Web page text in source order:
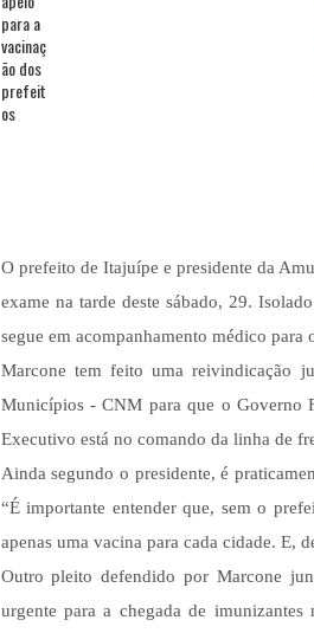
O prefeito de Itajuípe e presidente da
exame na tarde deste sábado, 29.
segue em acompanhamento médico para
Marcone tem feito uma reivindicação
Municípios - CNM para que o Governo
Executivo está no comando da linha de
Ainda segundo o presidente, é
“É importante entender que, sem o
apenas uma vacina para cada cidade. E,
Outro pleito defendido por Marcone
urgente para a chegada de